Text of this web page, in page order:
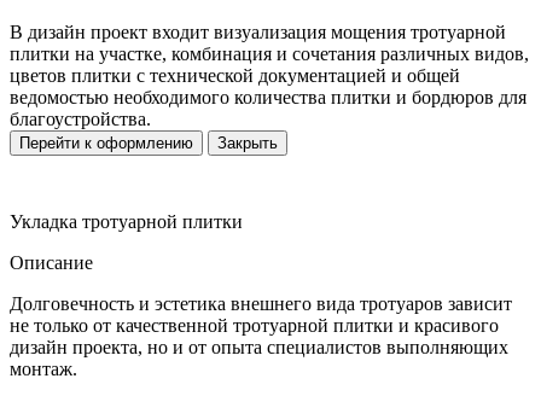
В дизайн проект входит визуализация мощения тротуарной
плитки на участке, комбинация и сочетания различных видов,
цветов плитки с технической документацией и общей
ведомостью необходимого количества плитки и бордюров для
благоустройства.
Перейти к оформлению Закрыть
Укладка тротуарной плитки
Описание
Долговечность и эстетика внешнего вида тротуаров зависит
не только от качественной тротуарной плитки и красивого
дизайн проекта, но и от опыта специалистов выполняющих
монтаж.